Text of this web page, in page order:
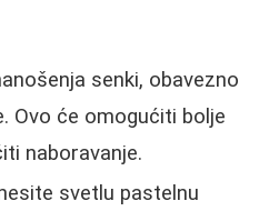
senki, obavezno
Ovo će omogućiti bolje
naboravanje.
svetlu pastelnu